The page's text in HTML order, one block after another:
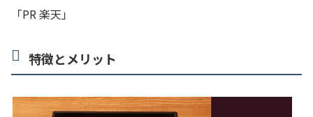
「PR 楽天」
特徴とメリット